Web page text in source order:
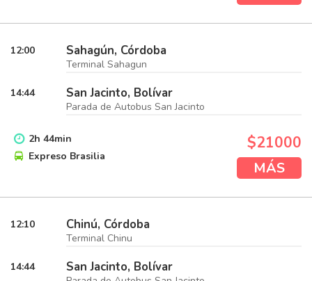
12:00 Sahagún, Córdoba
Terminal Sahagun
14:44 San Jacinto, Bolívar
Parada de Autobus San Jacinto
2h 44min
Expreso Brasilia
$21000
MÁS
12:10 Chinú, Córdoba
Terminal Chinu
14:44 San Jacinto, Bolívar